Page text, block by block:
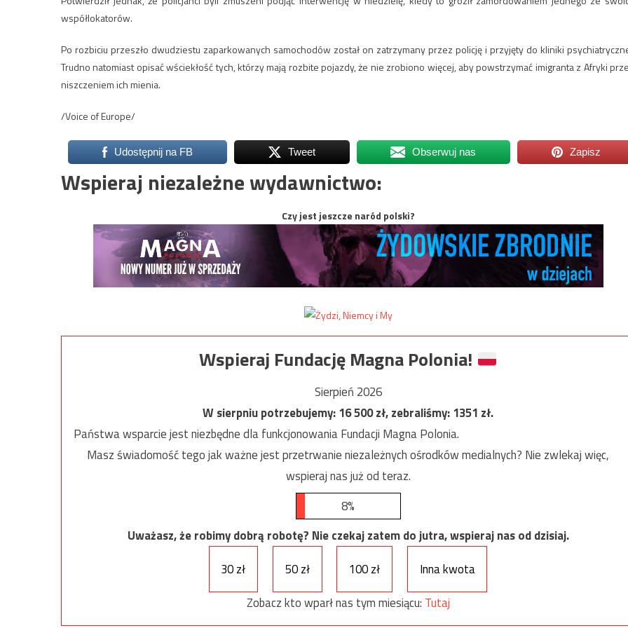
współlokatorów.
Po rozbiciu przeszło dwudziestu zaparkowanych samochodów został on zatrzymany przez policję i przyjęty do kliniki
Trudno natomiast opisać wściekłość tych, którzy mają rozbite pojazdy, że nie zrobiono więcej, aby powstrzymać imigranta z Afryki
niszczeniem ich mienia.
/Voice of Europe/
Udostępnij na FB Tweet Obserwuj nas Zapisz
Wspieraj niezależne wydawnictwo:
Czy jest jeszcze naród polski?
Wspieraj Fundację Magna Polonia!
Sierpień 2026
W sierpniu potrzebujemy:16 500zł, zebraliśmy:1351 zł.
Państwa wsparcie jest niezbędne dla funkcjonowania Fundacji Magna Polonia.
Masz świadomość tego jak ważne jest przetrwanie niezależnych ośrodków medialnych? Nie zwlekaj więc,
wspieraj nas już od teraz.
8%
Uważasz, że robimy dobrą robotę? Nie czekaj zatem do jutra, wspieraj nas od dzisiaj.
30 zł
50 zł 100 zł
Inna kwota
Zobacz kto wparł nas tym miesiącu: Tutaj